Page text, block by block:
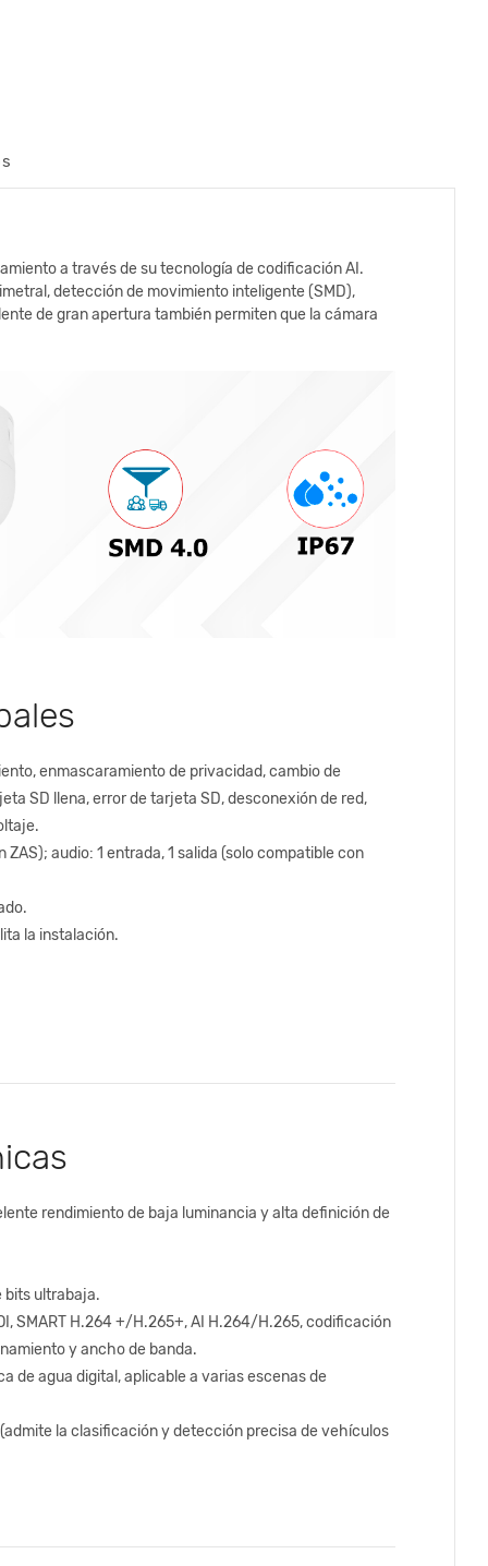
a través de su tecnología de codificación AI.
detección de movimiento inteligente (SMD),
de gran apertura también permiten que la cámara
enmascaramiento de privacidad, cambio de
SD llena, error de tarjeta SD, desconexión de red,
audio: 1 entrada, 1 salida (solo compatible con
la instalación.
rendimiento de baja luminancia y alta definición de
bits ultrabaja.
SMART H.264 +/H.265+, AI H.264/H.265, codificación
y ancho de banda.
de agua digital, aplicable a varias escenas de
la clasificación y detección precisa de vehículos